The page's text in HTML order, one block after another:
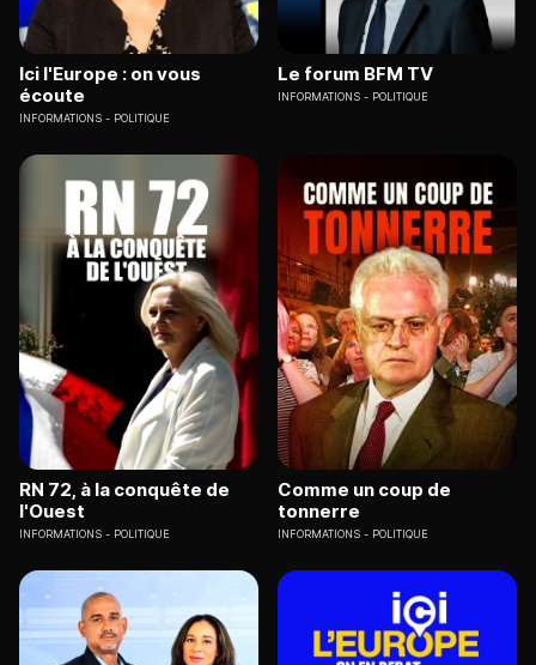
Ici l'Europe : on vous
écoute
INFORMATIONS POLITIQUE
Le forum BFM TV
INFORMATIONS POLITIQUE
RN 72, à la conquête de
l'Ouest
INFORMATIONS POLITIQUE
Comme un coup de
tonnerre
INFORMATIONS POLITIQUE